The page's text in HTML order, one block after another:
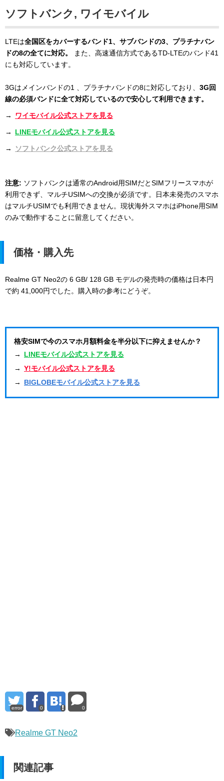
ソフトバンク, ワイモバイル
LTEは全国区をカバーするバンド1、サブバンドの3、プラチナバン
ドの8の全てに対応。
また、高速通信方式であるTD-LTEのバンド41
にも対応しています。
3Gはメインバンドの1 、プラチナバンドの8に対応しており、 3G回
線の必須バンドに全て対応しているので安心して利用できます。
→ ワイモバイル公式ストアを見る
→ LINEモバイル公式ストアを見る
→ ソフトバンク公式ストアを見る
注意: ソフトバンクは通常のAndroid用SIMだとSIMフリースマホが
利用できず、マルチUSIMへの交換が必須です。日本未発売のスマホ
はマルチUSIMでも利用できません。現状海外スマホはiPhone用SIM
のみで動作することに留意してください。
価格・購入先
Realme GT Neo2の 6 GB/ 128 GB モデルの発売時の価格は日本円
で約 41,000円でした。購入時の参考にどうぞ。
格安SIMで今のスマホ月額料金を半分以下に抑えませんか？
→
LINEモバイル公式ストアを見る
→ Y!モバイル公式ストアを見る
→
BIGLOBEモバイル公式ストアを見る
error 0 0
Realme GT Neo2
関連記事